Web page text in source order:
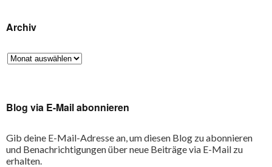
Archiv
Blog via E-Mail abonnieren
Gib deine E-Mail-Adresse an, um diesen Blog zu abonnieren
und Benachrichtigungen über neue Beiträge via E-Mail zu
erhalten.